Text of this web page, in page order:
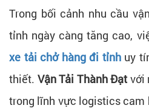
Trong bối cảnh nhu cầu
tỉnh ngày càng tăng cao,
xe tải chở hàng đi tỉnhuy
thiết. Vận Tải Thành Đạt với
trong lĩnh vực logistics cam